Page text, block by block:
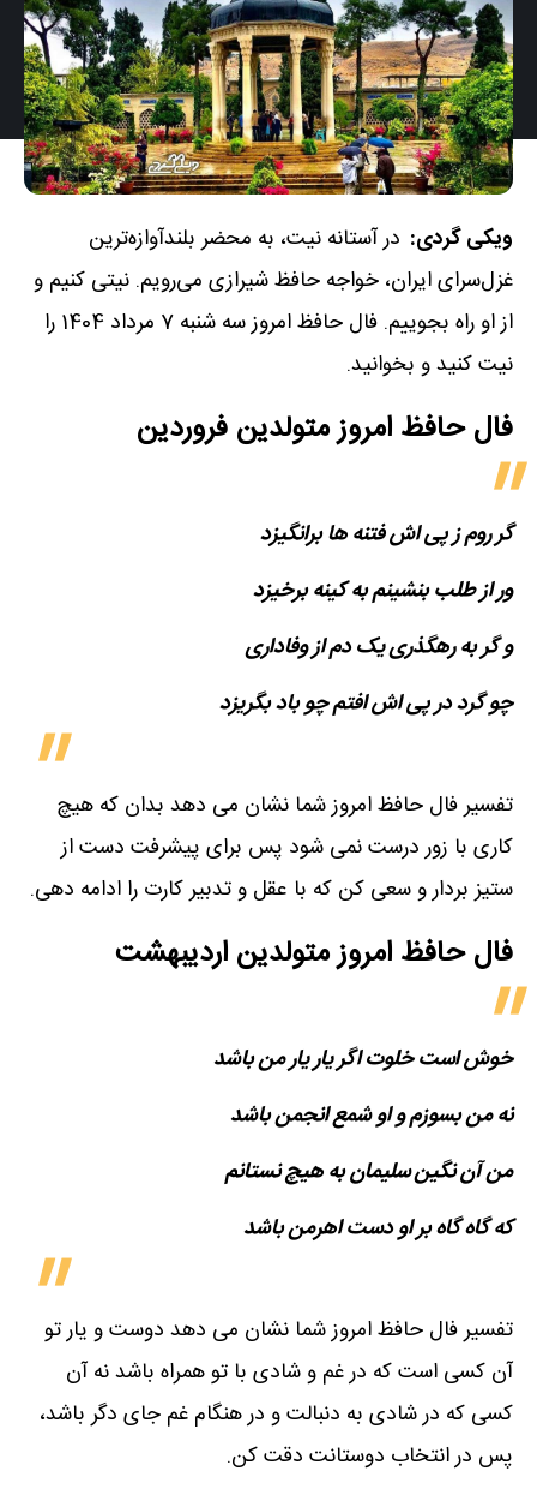
ویکی گردی: در آستانه نیت، به محضر بلندآوازه‌ترین
غزل‌سرای ایران، خواجه حافظ شیرازی می‌رویم. نیتی کنیم و
از او راه بجوییم. فال حافظ امروز سه شنبه 7 مرداد 1404 را
نیت کنید و بخوانید.
فال حافظ امروز متولدین‌ فروردین
گر روم ز پی اش فتنه ها برانگیزد
ور از طلب بنشینم به کینه برخیزد
و گر به رهگذری یک دم از وفاداری
چو گرد در پی اش افتم چو باد بگریزد
تفسیر فال حافظ امروز شما نشان می دهد بدان که هیچ
کاری با زور درست نمی شود پس برای پیشرفت دست از
ستیز بردار و سعی کن که با عقل و تدبیر کارت را ادامه دهی.
فال حافظ امروز متولدین‌ اردیبهشت
خوش است خلوت اگر یار یار من باشد
نه من بسوزم و او شمع انجمن باشد
من آن نگین سلیمان به هیچ نستانم
که گاه گاه بر او دست اهرمن باشد
تفسیر فال حافظ امروز شما نشان می دهد دوست و یار تو
آن کسی است که در غم و شادی با تو همراه باشد نه آن
کسی که در شادی به دنبالت و در هنگام غم جای دگر باشد،
پس در انتخاب دوستانت دقت کن.